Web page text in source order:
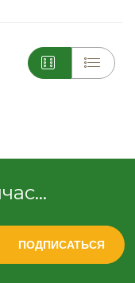
ПОДПИСАТЬСЯ